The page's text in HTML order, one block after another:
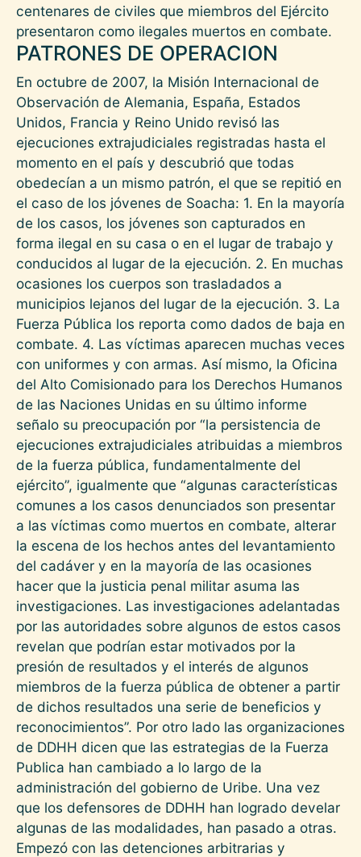
centenares de civiles que miembros del Ejército
presentaron como ilegales muertos en combate.
PATRONES DE OPERACION
En octubre de 2007, la Misión Internacional de
Observación de Alemania, España, Estados
Unidos, Francia y Reino Unido revisó las
ejecuciones extrajudiciales registradas hasta el
momento en el país y descubrió que todas
obedecían a un mismo patrón, el que se repitió en
el caso de los jóvenes de Soacha: 1. En la mayoría
de los casos, los jóvenes son capturados en
forma ilegal en su casa o en el lugar de trabajo y
conducidos al lugar de la ejecución. 2. En muchas
ocasiones los cuerpos son trasladados a
municipios lejanos del lugar de la ejecución. 3. La
Fuerza Pública los reporta como dados de baja en
combate. 4. Las víctimas aparecen muchas veces
con uniformes y con armas. Así mismo, la Oficina
del Alto Comisionado para los Derechos Humanos
de las Naciones Unidas en su último informe
señalo su preocupación por “la persistencia de
ejecuciones extrajudiciales atribuidas a miembros
de la fuerza pública, fundamentalmente del
ejército”, igualmente que “algunas características
comunes a los casos denunciados son presentar
a las víctimas como muertos en combate, alterar
la escena de los hechos antes del levantamiento
del cadáver y en la mayoría de las ocasiones
hacer que la justicia penal militar asuma las
investigaciones. Las investigaciones adelantadas
por las autoridades sobre algunos de estos casos
revelan que podrían estar motivados por la
presión de resultados y el interés de algunos
miembros de la fuerza pública de obtener a partir
de dichos resultados una serie de beneficios y
reconocimientos”. Por otro lado las organizaciones
de DDHH dicen que las estrategias de la Fuerza
Publica han cambiado a lo largo de la
administración del gobierno de Uribe. Una vez
que los defensores de DDHH han logrado develar
algunas de las modalidades, han pasado a otras.
Empezó con las detenciones arbitrarias y